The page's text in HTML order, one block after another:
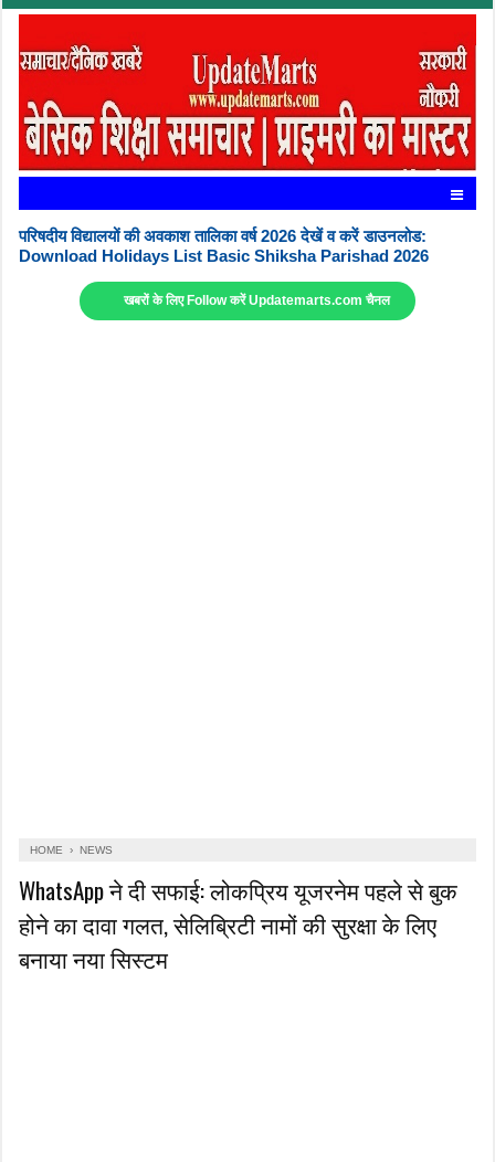
परिषदीय विद्यालयों की अवकाश तालिका वर्ष 2026 देखें व करें डाउनलोड:
Download Holidays List Basic Shiksha Parishad 2026
खबरों के लिए Follow करें Updatemarts.com चैनल
HOME › NEWS
WhatsApp ने दी सफाई: लोकप्रिय यूजरनेम पहले से बुक
होने का दावा गलत, सेलिब्रिटी नामों की सुरक्षा के लिए
बनाया नया सिस्टम